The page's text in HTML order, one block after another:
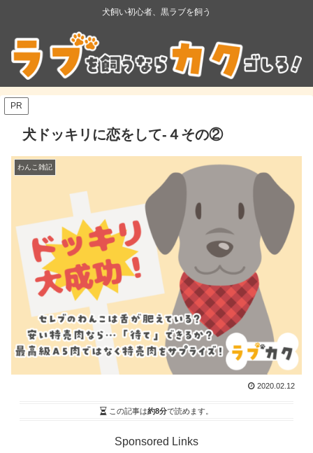
犬飼い初心者、黒ラブを飼う
PR
犬ドッキリに恋をして-４その②
わんこ雑記
2020.02.12
この記事は約8分で読めます。
Sponsored Links